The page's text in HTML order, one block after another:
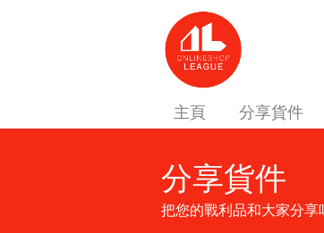
主頁 分享貨件
分享貨件
把您的戰利品和大家分享